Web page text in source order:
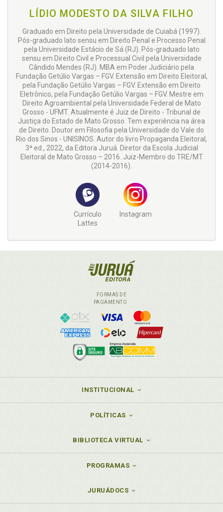
LÍDIO MODESTO DA SILVA FILHO
Graduado em Direito pela Universidade de Cuiabá (1997).
Pós-graduado lato sensu em Direito Penal e Processo Penal
pela Universidade Estácio de Sá (RJ). Pós-graduado lato
sensu em Direito Civil e Processual Civil pela Universidade
Cândido Mendes (RJ). MBA em Poder Judiciário pela
Fundação Getúlio Vargas – FGV. Extensão em Direito Eleitoral,
pela Fundação Getúlio Vargas – FGV. Extensão em Direito
Eletrônico, pela Fundação Getúlio Vargas – FGV. Mestre em
Direito Agroambiental pela Universidade Federal de Mato
Grosso - UFMT. Atualmente é Juiz de Direito - Tribunal de
Justiça do Estado de Mato Grosso. Tem experiência na área
de Direito. Doutor em Filosofia pela Universidade do Vale do
Rio dos Sinos - UNISINOS. Autor do livro Propaganda Eleitoral,
3ª ed., 2022, da Editora Juruá. Diretor da Escola Judicial
Eleitoral de Mato Grosso – 2016. Juiz-Membro do TRE/MT
(2014-2016).
Currículo
Lattes
Instagram
FORMAS DE
PAGAMENTO
INSTITUCIONAL
POLÍTICAS
BIBLIOTECA VIRTUAL
PROGRAMAS
JURUÁDOCS